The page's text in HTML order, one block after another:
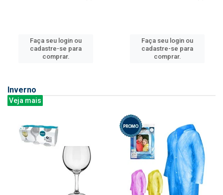
Faça seu login ou
cadastre-se para
comprar.
Faça seu login ou
cadastre-se para
comprar.
Inverno
Veja mais